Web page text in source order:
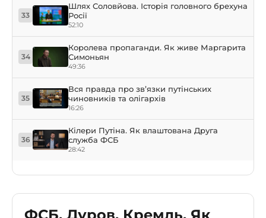
ФСБ. Дуров. Кремль. Як
33
Шлях Соловйова. Історія головного брехуна
Росії
52:10
34
Королева пропаганди. Як живе Маргарита
Симоньян
49:36
35
Вся правда про зв’язки путінських
чиновників та олігархів
16:26
36
Кілери Путіна. Як влаштована Друга
служба ФСБ
28:42